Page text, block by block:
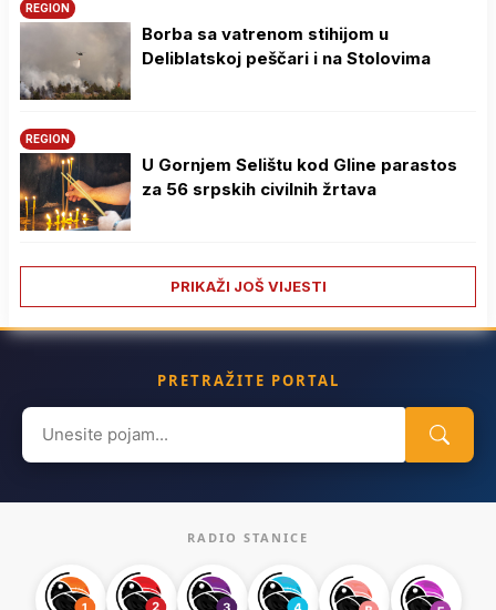
REGION
Borba sa vatrenom stihijom u
Deliblatskoj peščari i na Stolovima
REGION
U Gornjem Selištu kod Gline parastos
za 56 srpskih civilnih žrtava
PRIKAŽI JOŠ VIJESTI
PRETRAŽITE PORTAL
Search
for:
RADIO STANICE